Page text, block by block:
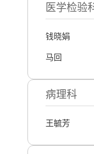
医学检验
钱晓娟
马回
病理科
王毓芳